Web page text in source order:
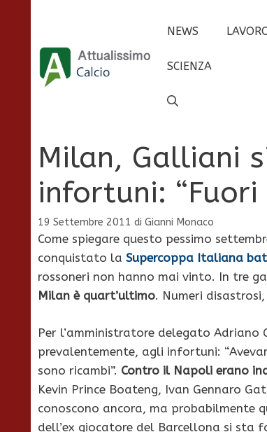
contenuto
NEWS
SCIENZA
Milan, Galliani
infortuni: “Fuori
19 Settembre 2011 di Gianni Monaco
Come spiegare questo pessimo
conquistato la Supercoppa Italiana
rossoneri non hanno mai vinto. In tre
Milan è quart’ultimo. Numeri
Per l’amministratore delegato
prevalentemente, agli infortuni:
sono ricambi”. Contro il Napoli erano
Kevin Prince Boateng, Ivan Gennaro
conoscono ancora, ma probabilmente
dell’ex giocatore del Barcellona si sta